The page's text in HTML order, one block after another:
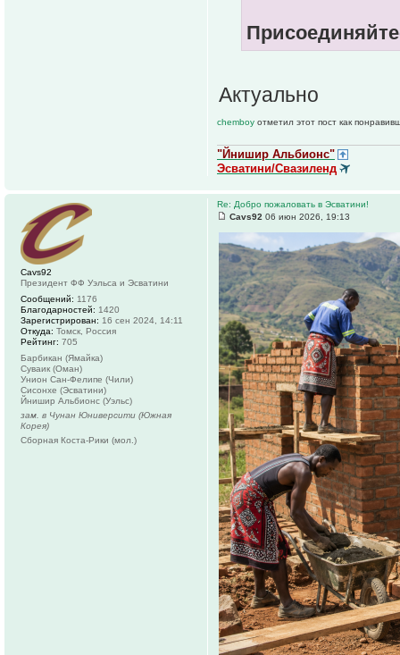
Актуально
chemboy отметил этот пост как
"Йнишир Альбионс"
Эсватини/Свазиленд
Re: Добро пожаловать в Эсватини!
Cavs92 06 июн 2026, 19:13
Cavs92
Президент ФФ Уэльса и Эсватини
Сообщений: 1176
Благодарностей: 1420
Зарегистрирован: 16 сен 2024, 14:11
Откуда: Томск, Россия
Рейтинг: 705
Барбикан (Ямайка)
Суваик (Оман)
Унион Сан-Фелипе (Чили)
Сисонхе (Эсватини)
Йнишир Альбионс (Уэльс)
зам. в Чунан Юниверсити (Южная
Корея)
Сборная Коста-Рики (мол.)